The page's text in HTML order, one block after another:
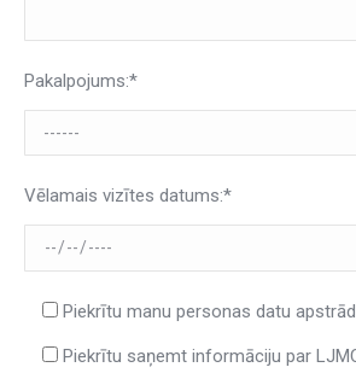
Pakalpojums:*
Vēlamais vizītes datums:*
Piekrītu manu personas datu
Piekrītu saņemt informāciju par